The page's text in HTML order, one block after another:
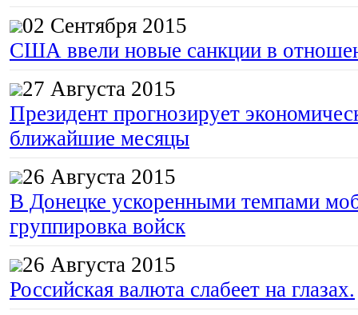
02 Сентября 2015
США ввели новые санкции в
27 Августа 2015
Президент прогнозирует
ближайшие месяцы
26 Августа 2015
В Донецке ускоренными темпами
группировка войск
26 Августа 2015
Российская валюта слабеет на глазах.